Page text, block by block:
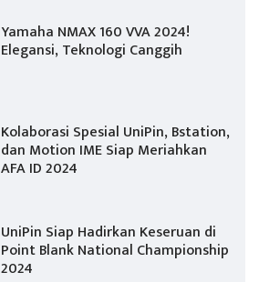
Yamaha NMAX 160 VVA 2024!
Elegansi, Teknologi Canggih
Kolaborasi Spesial UniPin, Bstation,
dan Motion IME Siap Meriahkan
AFA ID 2024
UniPin Siap Hadirkan Keseruan di
Point Blank National Championship
2024